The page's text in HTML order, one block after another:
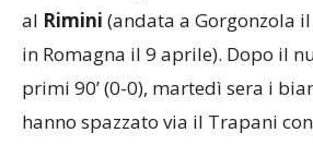
al Rimini (andata a Gorgonzola
in Romagna il 9 aprile). Dopo il
primi 90’ (0-0), martedì sera i
hanno spazzato via il Trapani